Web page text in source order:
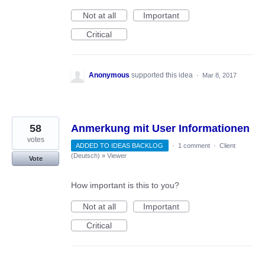
Not at all
Important
Critical
Anonymous supported this idea · Mar 8, 2017
Anmerkung mit User Informationen
58
votes
Vote
ADDED TO IDEAS BACKLOG · 1 comment · Client
(Deutsch) » Viewer
How important is this to you?
Not at all
Important
Critical